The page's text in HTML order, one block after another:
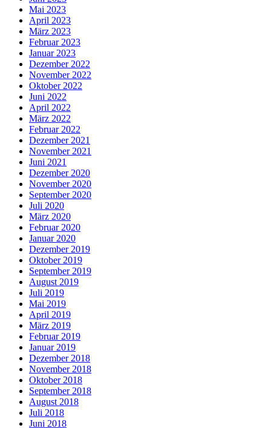
Mai 2023
April 2023
März 2023
Februar 2023
Januar 2023
Dezember 2022
November 2022
Oktober 2022
Juni 2022
April 2022
März 2022
Februar 2022
Dezember 2021
November 2021
Juni 2021
Dezember 2020
November 2020
September 2020
Juli 2020
März 2020
Februar 2020
Januar 2020
Dezember 2019
Oktober 2019
September 2019
August 2019
Juli 2019
Mai 2019
April 2019
März 2019
Februar 2019
Januar 2019
Dezember 2018
November 2018
Oktober 2018
September 2018
August 2018
Juli 2018
Juni 2018